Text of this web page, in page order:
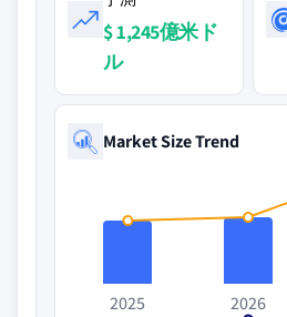
$ 1,245億米ド
ル
Market Size Trend
2025
2026